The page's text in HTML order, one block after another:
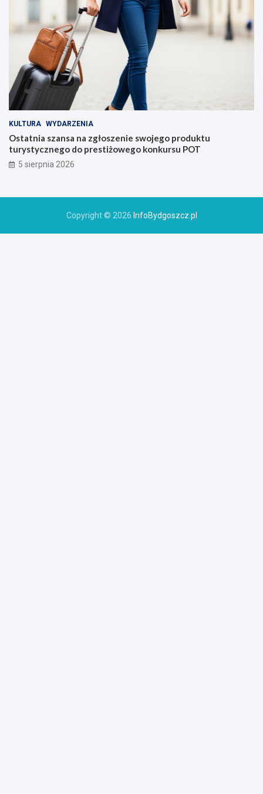
KULTURA WYDARZENIA
Ostatnia szansa na zgłoszenie swojego produktu
turystycznego do prestiżowego konkursu POT
5 sierpnia 2026
Copyright © 2026 InfoBydgoszcz.pl